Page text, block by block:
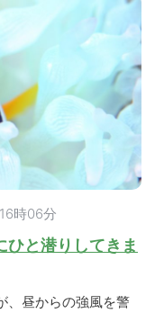
時06分
ひと潜りしてきま
、昼からの強風を警